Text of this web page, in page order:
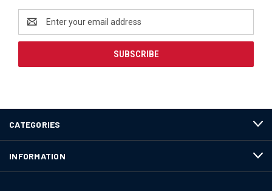
Address
CATEGORIES
INFORMATION